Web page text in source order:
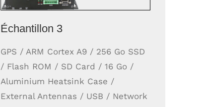
Échantillon 3
GPS / ARM Cortex A9 / 256 Go SSD
/ Flash ROM / SD Card / 16 Go /
Aluminium Heatsink Case /
External Antennas / USB / Network